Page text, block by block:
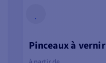
Pinceaux à vernir